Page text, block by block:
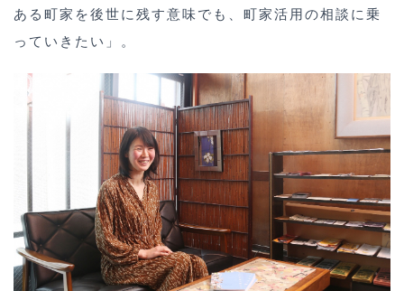
ある町家を後世に残す意味でも、町家活用の相談に乗
っていきたい」。